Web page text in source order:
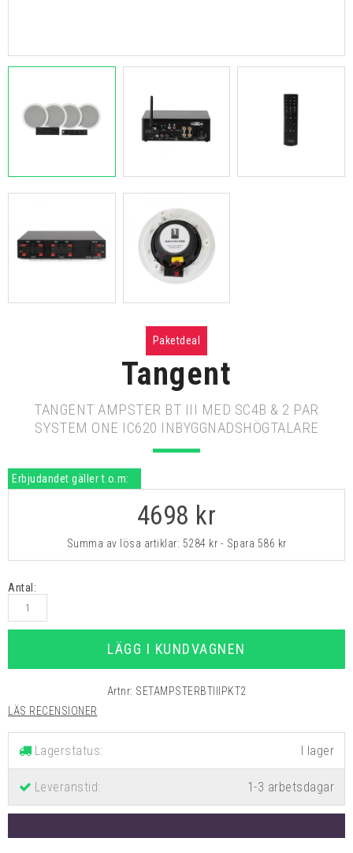
Paketdeal
Tangent
TANGENT AMPSTER BT III MED SC4B & 2 PAR
SYSTEM ONE IC620 INBYGGNADSHÖGTALARE
Erbjudandet gäller t.o.m:
4698 kr
Summa av lösa artiklar: 5284 kr - Spara 586 kr
Antal:
LÄGG I KUNDVAGNEN
Artnr: SETAMPSTERBTIIIPKT2
LÄS RECENSIONER
Lagerstatus:
Leveranstid: 1-3 arbetsdagar